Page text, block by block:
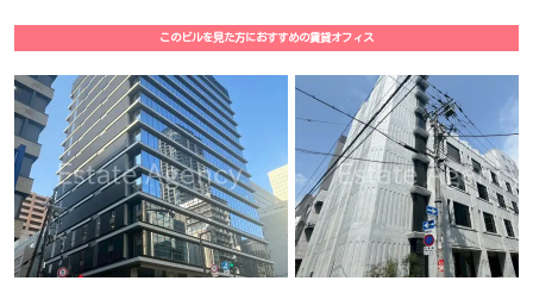
このビルを見た方におすすめの賃貸オフィス